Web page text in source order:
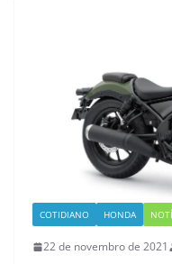
COTIDIANO HONDA
22 de novembro de 2021